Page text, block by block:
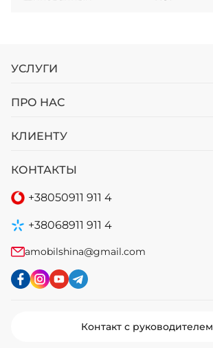
УСЛУГИ
ПРО НАС
КЛИЕНТУ
КОНТАКТЫ
+38050911 911 4
+38068911 911 4
amobilshina@gmail.com
Контакт с руководителем